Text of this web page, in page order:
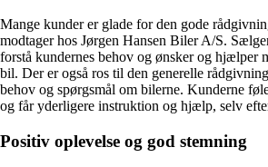
Mange kunder er glade for den gode
modtager hos Jørgen Hansen Biler A/S.
forstå kundernes behov og ønsker og hjælper
bil. Der er også ros til den generelle
behov og spørgsmål om bilerne. Kunderne
og får yderligere instruktion og hjælp, selv
Positiv oplevelse og god stemning